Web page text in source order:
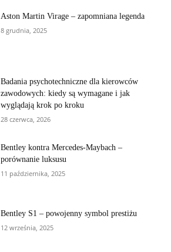
Aston Martin Virage – zapomniana legenda
8 grudnia, 2025
Badania psychotechniczne dla kierowców
zawodowych: kiedy są wymagane i jak
wyglądają krok po kroku
28 czerwca, 2026
Bentley kontra Mercedes-Maybach –
porównanie luksusu
11 października, 2025
Bentley S1 – powojenny symbol prestiżu
12 września, 2025